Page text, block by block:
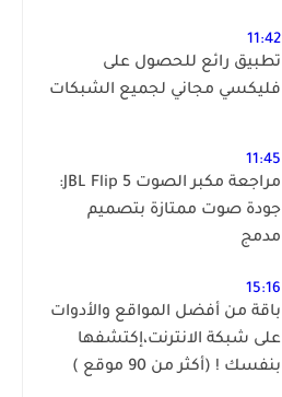
11:42
تطبيق رائع للحصول على
فليكسي مجاني لجميع الشبكات
11:45
مراجعة مكبر الصوت JBL Flip 5:
جودة صوت ممتازة بتصميم
مدمج
15:16
باقة من أفضل المواقع والأدوات
على شبكة الانترنت،إكتشفها
بنفسك ! (أكثر من 90 موقع )